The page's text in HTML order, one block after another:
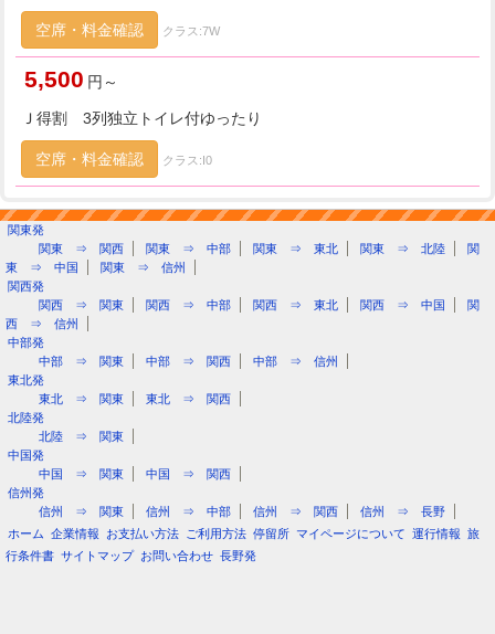
空席・料金確認 クラス:7W
5,500 円～
Ｊ得割 3列独立トイレ付ゆったり
空席・料金確認 クラス:I0
関東発
関東 ⇒ 関西
関東 ⇒ 中部 関東 ⇒ 東北 関東 ⇒ 北陸
関
東 ⇒ 中国
関東 ⇒ 信州
関西発
関西 ⇒ 関東
関西 ⇒ 中部 関西 ⇒ 東北 関西 ⇒ 中国
関
西 ⇒ 信州
中部発
中部 ⇒ 関東
中部 ⇒ 関西
中部 ⇒ 信州
東北発
東北 ⇒ 関東
東北 ⇒ 関西
北陸発
北陸 ⇒ 関東
中国発
中国 ⇒ 関東
中国 ⇒ 関西
信州発
信州 ⇒ 関東
信州 ⇒ 中部 信州 ⇒ 関西
信州 ⇒ 長野
ホーム 企業情報 お支払い方法 ご利用方法 停留所 マイページについて 運行情報 旅
行条件書 サイトマップ お問い合わせ 長野発